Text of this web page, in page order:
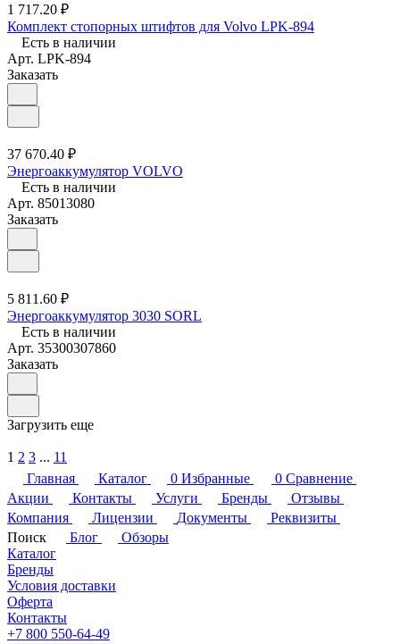
1 717.20 ₽
Комплект стопорных штифтов для Volvo LPK-894
Есть в наличии
Арт. LPK-894
Заказать
37 670.40 ₽
Энергоаккумулятор VOLVO
Есть в наличии
Арт. 85013080
Заказать
5 811.60 ₽
Энергоаккумулятор 3030 SORL
Есть в наличии
Арт. 35300307860
Заказать
Загрузить еще
1 2 3 ... 11
Главная
Каталог 0 Избранные 0 Сравнение
Акции
Контакты Услуги Бренды
Отзывы
Компания
Лицензии Документы
Реквизиты
Поиск
Блог
Обзоры
Каталог
Бренды
Условия доставки
Оферта
Контакты
+7 800 550-64-49